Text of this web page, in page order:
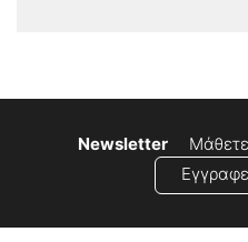
Newsletter